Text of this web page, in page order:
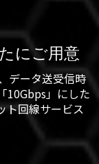
にご用意
データ送受信時
10Gbps」にした
ト回線サービス